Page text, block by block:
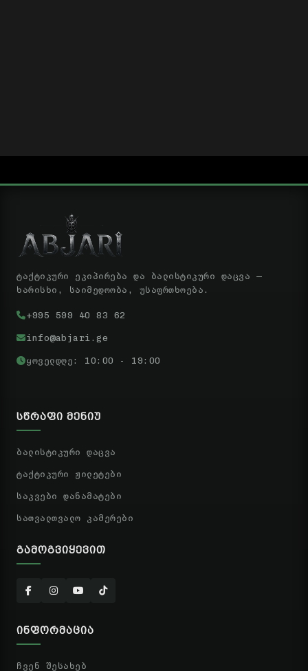
ტაქტიკური ეკიპირება და ბალისტიკური დაცვა —
ხარისხი, საიმედოობა, უსაფრთხოება.
+995 599 40 83 62
info@abjari.ge
ყოველდღე: 10:00 - 19:00
ᲡᲬᲠᲐᲤᲘ ᲛᲔᲜᲘᲣ
ბალისტიკური დაცვა
ტაქტიკური ჟილეტები
საკვები დანამატები
სათვალთვალო კამერები
ᲒᲐᲛᲝᲒᲕᲘᲧᲔᲕᲘᲗ
ᲘᲜᲤᲝᲠᲛᲐᲪᲘᲐ
ჩვენ შესახებ